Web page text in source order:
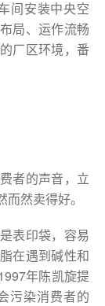
间安装中央空
局、运作流畅
厂区环境，番
者的声音，立
然卖得好。
表印袋，容易
在遇到碱性和
年陈凯旋提
污染消费者的